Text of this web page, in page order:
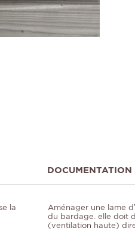
DOCUMENTATION
la
Aménager une lame
du bardage. elle doit
(ventilation haute)